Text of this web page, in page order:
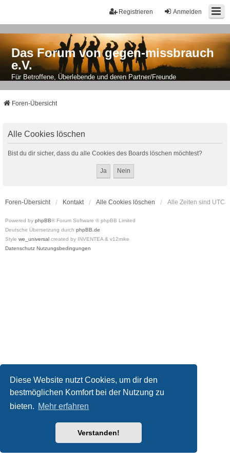
Diese Website nutzt Cookies, um dir den
bestmöglichen Komfort bei der Nutzung zu
bieten. Mehr erfahren
Verstanden!
Anmelden
Registrieren
Das Forum von gegen-missbrauch
e.V.
Für Betroffene, Überlebende und deren Partner/Freunde
Foren-Übersicht
Alle Cookies löschen
Bist du dir sicher, dass du alle Cookies des Boards löschen möchtest?
Foren-Übersicht Kontakt Alle Cookies löschen Alle Zeiten sind UTC
Powered by phpBB® Forum Software © phpBB Limited
Deutsche Übersetzung durch phpBB.de
Style we_universal created by INVENTEA & v12mike
Datenschutz Nutzungsbedingungen